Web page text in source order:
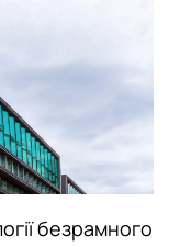
безрамного